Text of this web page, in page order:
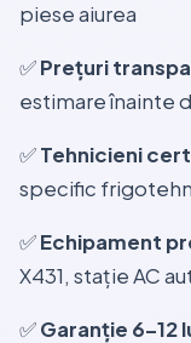
piese aiurea
✅Prețuri
estimare înainte
✅Tehnicieni
specific
✅Echipament
X431, stație AC
✅Garanție 6–12